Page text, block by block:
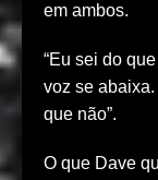
em ambos.
“Eu sei do
voz se
que não”.
O que Dave